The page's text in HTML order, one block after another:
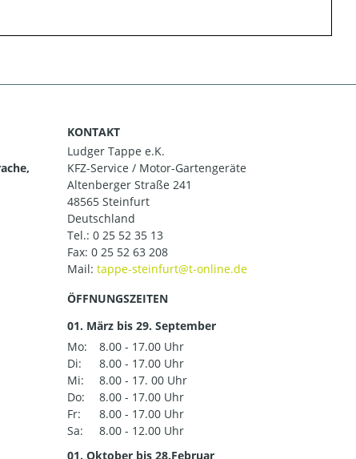
KONTAKT
Ludger Tappe e.K.
KFZ-Service / Motor-Gartengeräte
Altenberger Straße 241
48565 Steinfurt
Deutschland
Tel.: 0 25 52 35 13
Fax: 0 25 52 63 208
Mail:
ÖFFNUNGSZEITEN
01. März bis 29. September
Mo:
8.00 - 17.00 Uhr
Di:
8.00 - 17.00 Uhr
Mi:
8.00 - 17. 00 Uhr
Do:
8.00 - 17.00 Uhr
Fr:
8.00 - 17.00 Uhr
Sa:
8.00 - 12.00 Uhr
01. Oktober bis 28.Februar